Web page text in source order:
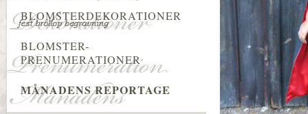
BLOMSTERDEKORATIONER
BLOMSTER-
PRENUMERATIONER
MÅNADENS REPORTAGE